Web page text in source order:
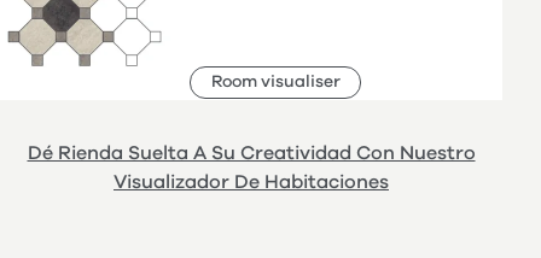
Room visualiser
Dé Rienda Suelta A Su Creatividad Con Nuestro
Visualizador De Habitaciones